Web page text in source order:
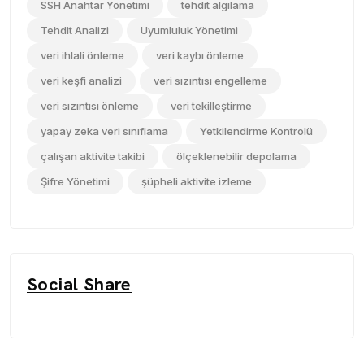
SSH Anahtar Yönetimi
tehdit algılama
Tehdit Analizi
Uyumluluk Yönetimi
veri ihlali önleme
veri kaybı önleme
veri keşfi analizi
veri sızıntısı engelleme
veri sızıntısı önleme
veri tekilleştirme
yapay zeka veri sınıflama
Yetkilendirme Kontrolü
çalışan aktivite takibi
ölçeklenebilir depolama
Şifre Yönetimi
şüpheli aktivite izleme
Social Share